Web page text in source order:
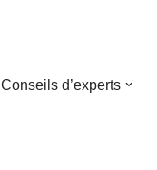
Conseils d’experts